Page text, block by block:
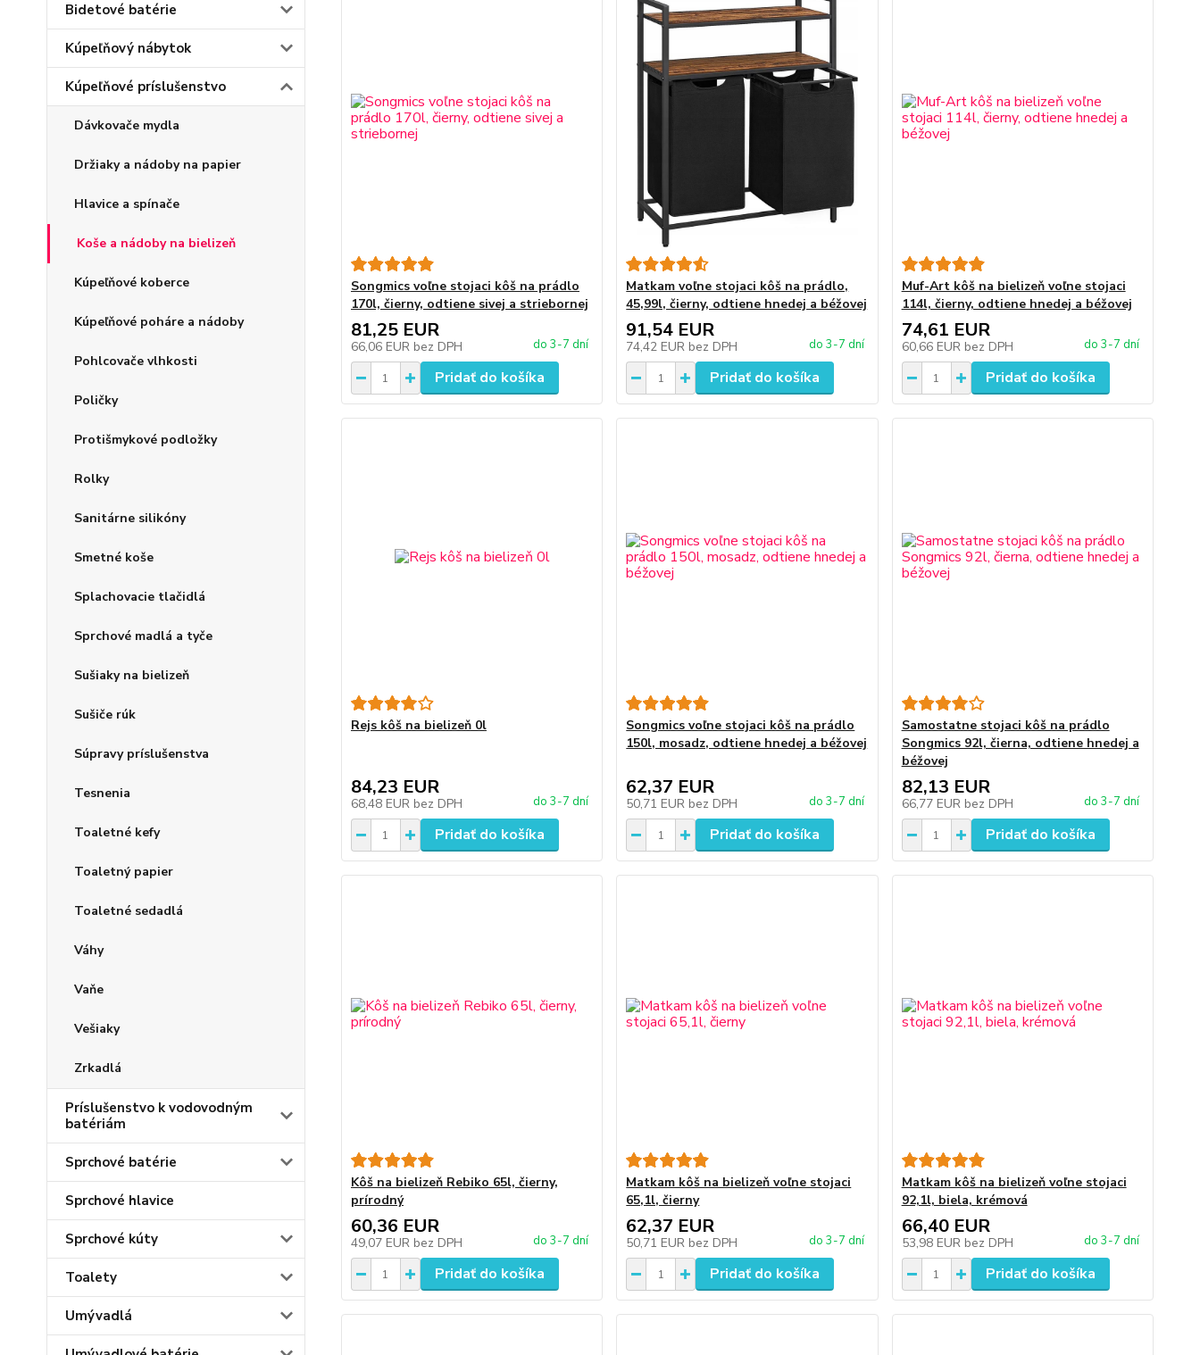
Bidetové batérie
Kúpeľňový nábytok
Kúpeľňové príslušenstvo
Dávkovače mydla
Držiaky a nádoby na papier
Hlavice a spínače
Koše a nádoby na bielizeň
Kúpeľňové koberce
Kúpeľňové poháre a nádoby
Pohlcovače vlhkosti
Poličky
Protišmykové podložky
Rolky
Sanitárne silikóny
Smetné koše
Splachovacie tlačidlá
Sprchové madlá a tyče
Sušiaky na bielizeň
Sušiče rúk
Súpravy príslušenstva
Tesnenia
Toaletné kefy
Toaletný papier
Toaletné sedadlá
Váhy
Vaňe
Vešiaky
Zrkadlá
Príslušenstvo k vodovodným
batériám
Sprchové batérie
Sprchové hlavice
Sprchové kúty
Toalety
Umývadlá
Songmics voľne stojaci kôš na prádlo
170l, čierny, odtiene sivej a striebornej
81,25 EUR
66,06 EUR bez DPH do 3-7 dní
Pridať do košíka
Matkam voľne stojaci kôš na prádlo,
45,99l, čierny, odtiene hnedej a béžovej
91,54 EUR
74,42 EUR bez DPH do 3-7 dní
Pridať do košíka
Muf-Art kôš na bielizeň voľne stojaci
114l, čierny, odtiene hnedej a béžovej
74,61 EUR
60,66 EUR bez DPH do 3-7 dní
Pridať do košíka
Rejs kôš na bielizeň 0l
84,23 EUR
68,48 EUR bez DPH do 3-7 dní
Pridať do košíka
Songmics voľne stojaci kôš na prádlo
150l, mosadz, odtiene hnedej a béžovej
62,37 EUR
50,71 EUR bez DPH do 3-7 dní
Pridať do košíka
Samostatne stojaci kôš na prádlo
Songmics 92l, čierna, odtiene hnedej a
béžovej
82,13 EUR
66,77 EUR bez DPH do 3-7 dní
Pridať do košíka
Kôš na bielizeň Rebiko 65l, čierny,
prírodný
60,36 EUR
49,07 EUR bez DPH do 3-7 dní
Pridať do košíka
Matkam kôš na bielizeň voľne stojaci
65,1l, čierny
62,37 EUR
50,71 EUR bez DPH do 3-7 dní
Pridať do košíka
Matkam kôš na bielizeň voľne stojaci
92,1l, biela, krémová
66,40 EUR
53,98 EUR bez DPH do 3-7 dní
Pridať do košíka